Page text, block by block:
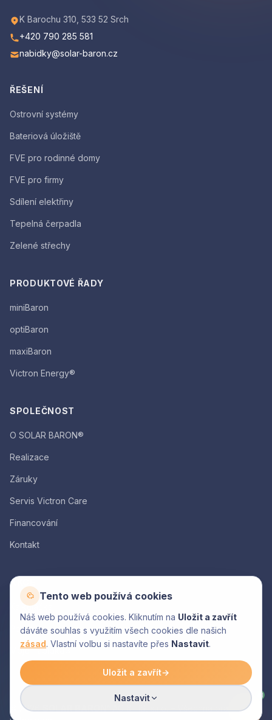
K Barochu 310, 533 52 Srch
+420 790 285 581
nabidky@solar-baron.cz
ŘEŠENÍ
Ostrovní systémy
Bateriová úložiště
FVE pro rodinné domy
FVE pro firmy
Sdílení elektřiny
Tepelná čerpadla
Zelené střechy
PRODUKTOVÉ ŘADY
miniBaron
optiBaron
maxiBaron
Victron Energy®
SPOLEČNOST
O SOLAR BARON®
Realizace
Záruky
Servis Victron Care
Financování
Kontakt
AKCE
Kalkulačka
Poptávka
Moje nabídka
© 2026 SOLAR BARON
AC & HS, s.r.o. – Všechna práva
AI
Tento web používá cookies
Náš web používá cookies. Kliknutím na Uložit a zavřít
dáváte souhlas s využitím všech cookies dle našich
zásad. Vlastní volbu si nastavíte přes Nastavit.
Uložit a zavřít→
Nastavit